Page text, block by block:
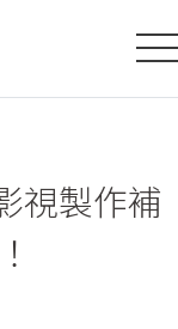
視製作補